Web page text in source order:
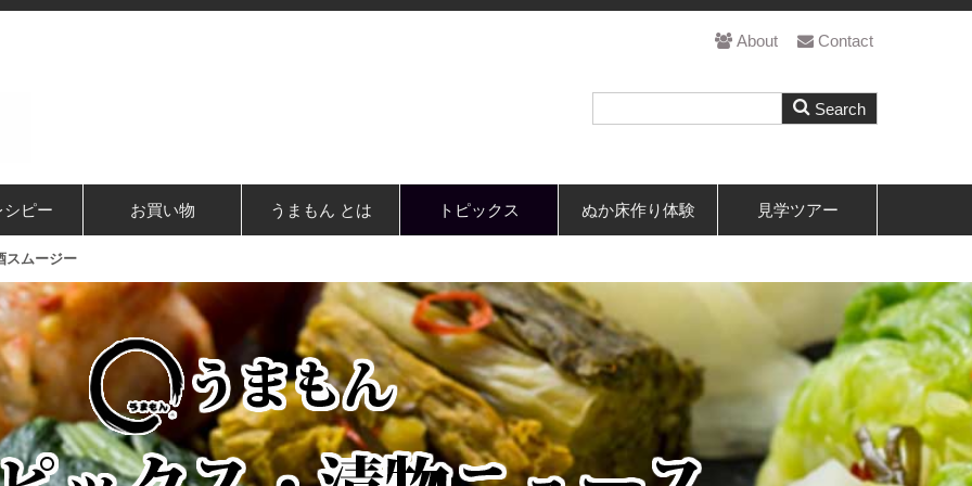
About Contact
ピー お買い物 うまもん とは トピックス ぬか床作り体験 見学ツアー
スムージー